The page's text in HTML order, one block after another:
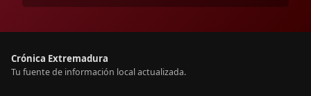
Crónica Extremadura
Tu fuente de información local actualizada.